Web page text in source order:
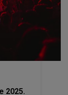
2025.